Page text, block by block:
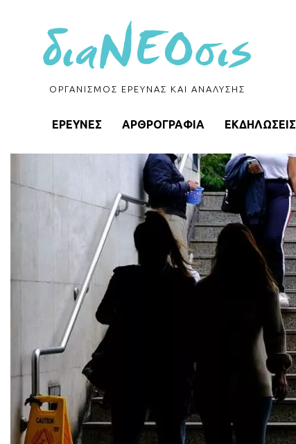
ΟΡΓΑΝΙΣΜΟΣ ΕΡΕΥΝΑΣ ΚΑΙ ΑΝΑΛΥΣΗΣ
ΕΡΕΥΝΕΣ ΑΡΘΡΟΓΡΑΦΙΑ ΕΚΔΗΛΩΣΕΙΣ